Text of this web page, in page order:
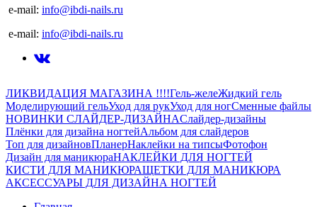
e-mail: info@ibdi-nails.ru
e-mail: info@ibdi-nails.ru
ЛИКВИДАЦИЯ МАГАЗИНА !!!!Гель-желеЖидкий гель
Моделирующий гельУход для рукУход для ногСменные файлы
НОВИНКИ СЛАЙДЕР-ДИЗАЙНАСлайдер-дизайны
Плёнки для дизайна ногтейАльбом для слайдеров
Топ для дизайновПланерНаклейки на типсыФотофон
Дизайн для маникюраНАКЛЕЙКИ ДЛЯ НОГТЕЙ
КИСТИ ДЛЯ МАНИКЮРАЩЕТКИ ДЛЯ МАНИКЮРА
АКСЕССУАРЫ ДЛЯ ДИЗАЙНА НОГТЕЙ